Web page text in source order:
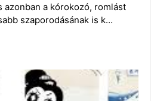
azonban a kórokozó, romlást
szaporodásának is k…